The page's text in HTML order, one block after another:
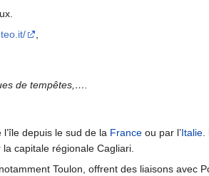
,
de tempêtes,….
depuis le sud de la France ou par l’Italie.
capitale régionale Cagliari.
Toulon, offrent des liaisons avec